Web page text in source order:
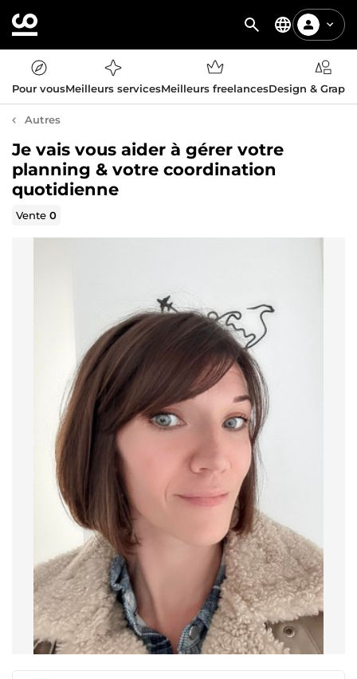
Pour vousMeilleurs servicesMeilleurs freelancesDesign &
Autres
Je vais vous aider à gérer votre
planning & votre coordination
quotidienne
Vente0